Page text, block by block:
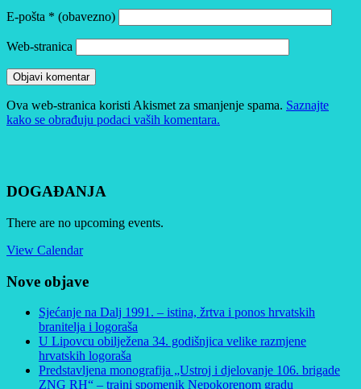
E-pošta * (obavezno)
Web-stranica
Ova web-stranica koristi Akismet za smanjenje spama. Saznajte
kako se obrađuju podaci vaših komentara.
DOGAĐANJA
There are no upcoming events.
View Calendar
Nove objave
Sjećanje na Dalj 1991. – istina, žrtva i ponos hrvatskih
branitelja i logoraša
U Lipovcu obilježena 34. godišnjica velike razmjene
hrvatskih logoraša
Predstavljena monografija „Ustroj i djelovanje 106. brigade
ZNG RH“ – trajni spomenik Nepokorenom gradu